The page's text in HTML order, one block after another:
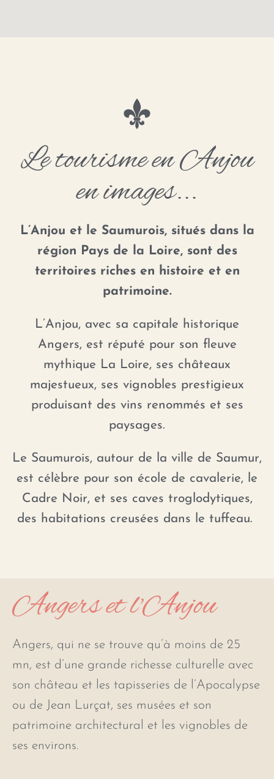
Le tourisme en Anjou
en images...
L’Anjou et le Saumurois, situés dans la
région Pays de la Loire, sont des
territoires riches en histoire et en
patrimoine.
L’Anjou, avec sa capitale historique
Angers, est réputé pour son fleuve
mythique La Loire, ses châteaux
majestueux, ses vignobles prestigieux
produisant des vins renommés et ses
paysages.
Le Saumurois, autour de la ville de Saumur,
est célèbre pour son école de cavalerie, le
Cadre Noir, et ses caves troglodytiques,
des habitations creusées dans le tuffeau.
Angers et l'Anjou
Angers, qui ne se trouve qu’à moins de 25
mn, est d’une grande richesse culturelle avec
son château et les tapisseries de l’Apocalypse
ou de Jean Lurçat, ses musées et son
patrimoine architectural et les vignobles de
ses environs.